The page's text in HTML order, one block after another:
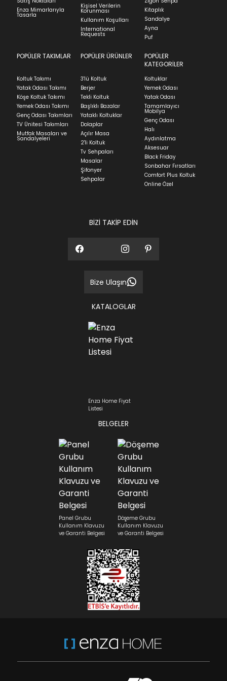
Stock moves super-fast. This look-up is an
indication of where stock might be available but
we can't guarantee it'll be there for long.
görmemiş, kurulumunun yapılmamış ve
kullanılmamış olması gerekmektedir.
İade ve Değişim bölümünü ziyaret ediniz.
Teslimat
Ev tekstili siparişlerinizin kargoya verilme süresi
ortalama 5-24 iş günüdür.
Yatak siparişlerinizin teslim süresi yaşadığınız şehre
ve ürünün stok durumuna göre ortalama 5-24 iş
günüdür.
Panel ve Döşeme grubu ürün siparişlerinizin teslim
süresi yaşadığınız şehre ve ürünün stok durumuna
göre ortalama 30-45 iş günüdür.
Siparişlerim bölümünden sürecinizi takip edebilirsiniz.
Sıkça Sorulan Sorularbölümünü ziyaret
Enza Mimarlarıyla
Tasarla
Kişisel Verilerin
Korunması
Kullanım Koşulları
International
Requests
Kitaplık
Sandalye
Ayna
Puf
POPÜLER TAKIMLAR
Koltuk Takımı
Yatak Odası Takımı
Köşe Koltuk Takımı
Yemek Odası Takımı
Genç Odası Takımları
TV Ünitesi Takımları
Mutfak Masaları ve
Sandalyeleri
POPÜLER ÜRÜNLER
3'lü Koltuk
Berjer
Tekli Koltuk
Başlıklı Bazalar
Yataklı Koltuklar
Dolaplar
Açılır Masa
2'li Koltuk
Tv Sehpaları
Masalar
Şifonyer
Sehpalar
POPÜLER
KATEGORİLER
Koltuklar
Yemek Odası
Yatak Odası
Tamamlayıcı
Mobilya
Genç Odası
Halı
Aydınlatma
Aksesuar
Black Friday
Sonbahar Fırsatları
Comfort Plus Koltuk
Online Özel
BİZİ TAKİP EDİN
Bize Ulaşın
KATALOGLAR
Enza Home Fiyat
Listesi
BELGELER
Panel Grubu
Kullanım Klavuzu
ve Garanti Belgesi
Döşeme Grubu
Kullanım Klavuzu
ve Garanti Belgesi